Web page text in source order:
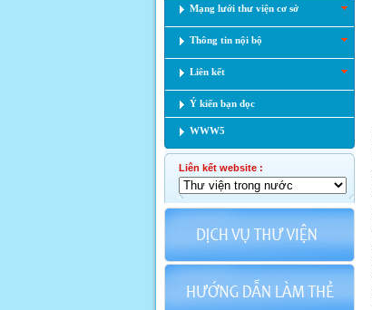
Mạng lưới thư viện cơ sở
Thông tin nội bộ
Liên kết
Ý kiến bạn đọc
WWW5
Liên kết website :